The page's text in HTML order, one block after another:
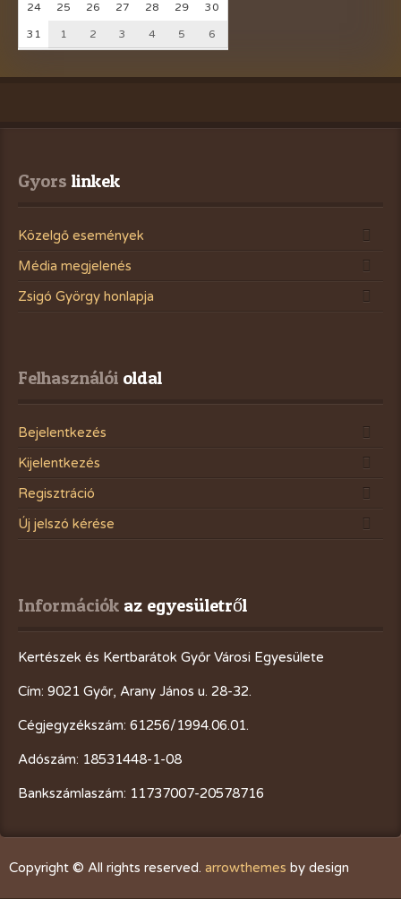
24 25 26 27 28 29 30
31 1 2 3 4 5 6
Gyors linkek
Közelgő események
Média megjelenés
Zsigó György honlapja
Felhasználói oldal
Bejelentkezés
Kijelentkezés
Regisztráció
Új jelszó kérése
Információk az egyesületről
Kertészek és Kertbarátok Győr Városi Egyesülete
Cím: 9021 Győr, Arany János u. 28-32.
Cégjegyzékszám: 61256/1994.06.01.
Adószám: 18531448-1-08
Bankszámlaszám: 11737007-20578716
Copyright © All rights reserved. arrowthemes by design